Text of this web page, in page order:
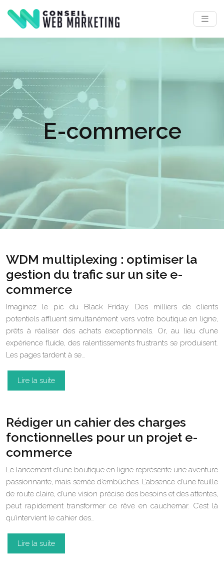
E-commerce
WDM multiplexing : optimiser la
gestion du trafic sur un site e-
commerce
Imaginez le pic du Black Friday. Des milliers de clients
potentiels affluent simultanément vers votre boutique en ligne,
prêts à réaliser des achats exceptionnels. Or, au lieu d’une
expérience fluide, des ralentissements frustrants se produisent.
Les pages tardent à se…
Lire la suite
Rédiger un cahier des charges
fonctionnelles pour un projet e-
commerce
Le lancement d’une boutique en ligne représente une aventure
passionnante, mais semée d’embûches. L’absence d’une feuille
de route claire, d’une vision précise des besoins et des attentes,
peut rapidement transformer ce rêve en cauchemar. C’est là
qu’intervient le cahier des…
Lire la suite